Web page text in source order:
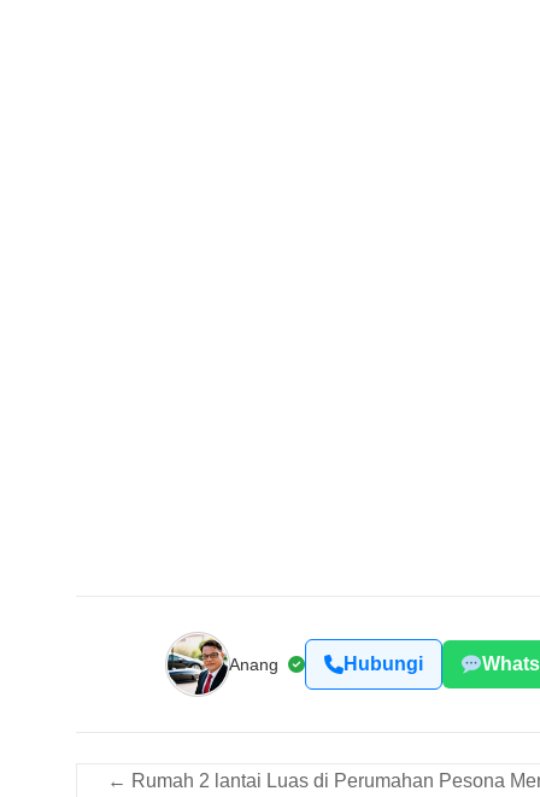
Anang Hubungi
← Rumah 2 lantai Luas di Perumahan Pesona